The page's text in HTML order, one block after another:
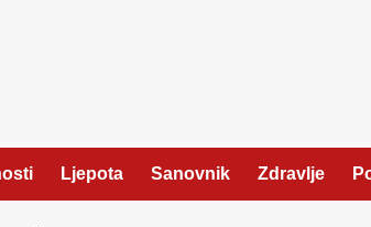
Ljepota Sanovnik Zdravlje